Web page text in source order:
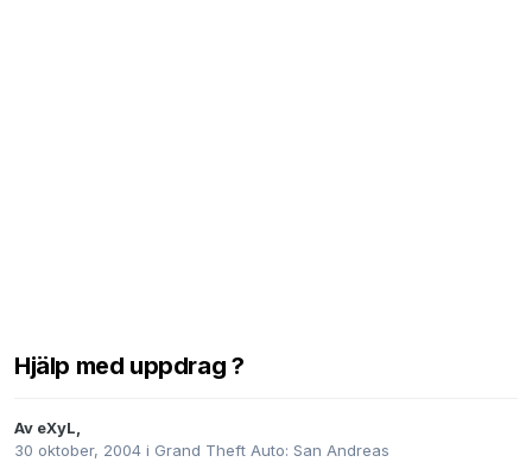
Hjälp med uppdrag ?
Av eXyL,
30 oktober, 2004 i Grand Theft Auto: San Andreas